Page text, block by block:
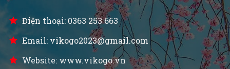
Điện thoại: 0363 253 663
Email: vikogo2023@gmail.com
Website: www.vikogo.vn